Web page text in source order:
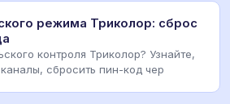
режима Триколор: сброс
контроля Триколор? Узнайте,
сбросить пин-код чер